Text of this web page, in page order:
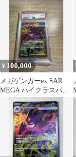
ク MEGAドリームex
¥ 100,000
メガゲンガーex SAR
MEGA ハイクラスパッ
ク MEGAドリームex
キ…